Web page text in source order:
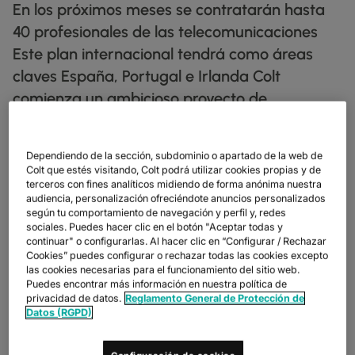
DESCUBRIR
map MAPA DE RED
Docs FICHAS TÉCNICAS
handshake NUESTROS PARTNERS
WHOLESALE Y HYPERSCALERS
NUESTROS CLIENTES DIGITALES
shoppingmode MINORISTA
MERCADOS DE CAPITALES
3p COMERCIO MAYORISTA
factory FABRICACIÓN
pill FARMACÉUTICO
shoppingmode MINORISTA
IP TRÁNSITO
ETHERNET
DEDICATED CLOUD ACCESS
VPN IP
SOLUCIONES CPE
SD-WAN + SASE
LAN + LAN INALÁMBRICA
TODOS LOS SERVICIOS DE RED
docs FICHAS TÉCNICAS
podcasts BOLETINES INFORMATIVOS
network_check
En los próximos meses se contratarán hasta
40 profesionales de las telecomunicaciones
Este plan internacional tendrá como áreas
claves España, Portugal e Irlanda Colt
comienza un ambicioso proyecto de
hasta finales de año.
En los próximos meses se contratarán hasta 40
profesionales de las telecomunicaciones
Este plan internacional tendrá como áreas claves
España, Portugal e Irlanda
Coltcomienza un
profesionales hasta finales de año.Desde desarrolladores de
Dependiendo de la sección, subdominio o apartado de la web de
Colt que estés visitando, Colt podrá utilizar cookies propias y de
terceros con fines analíticos midiendo de forma anónima nuestra
audiencia, personalización ofreciéndote anuncios personalizados
según tu comportamiento de navegación y perfil y, redes
sociales. Puedes hacer clic en el botón "Aceptar todas y
continuar" o configurarlas. Al hacer clic en “Configurar / Rechazar
Cookies” puedes configurar o rechazar todas las cookies excepto
las cookies necesarias para el funcionamiento del sitio web.
Puedes encontrar más información en nuestra política de
privacidad de datos. Reglamento General de Protección de
Datos (RGPD)